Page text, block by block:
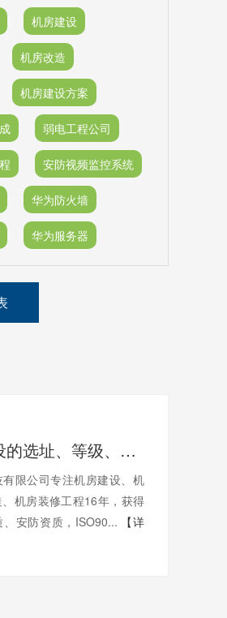
机房建设
机房改造
机房建设方案
弱电工程公司
安防视频监控系统
华为防火墙
华为服务器
关于机房建设的选址、等级、机架、机柜
限公司专注机房建设、机
机房装修工程16年，获得
安防资质，ISO90...
【详